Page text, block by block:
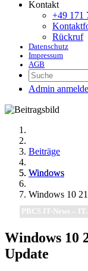
Kontakt
+49 171
Rückruf
Datenschutz
Impressum
AGB
Admin
Beiträge
Windows
Windows 10
PBCS IT-News –
Windows 10
Update